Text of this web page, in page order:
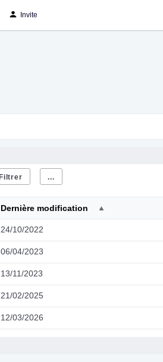
Invite
...
Dernière modification
24/10/2022
06/04/2023
13/11/2023
21/02/2025
12/03/2026